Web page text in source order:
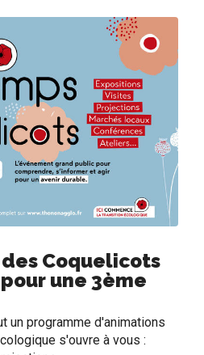
Coquelicots
une 3ème
un programme d'animations
s'ouvre à vous :